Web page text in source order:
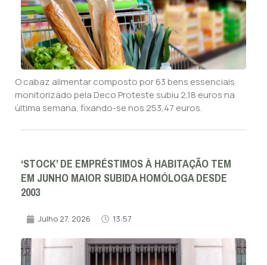
O cabaz alimentar composto por 63 bens essenciais
monitorizado pela Deco Proteste subiu 2,18 euros na
última semana, fixando-se nos 253,47 euros.
‘STOCK’ DE EMPRÉSTIMOS À HABITAÇÃO TEM
EM JUNHO MAIOR SUBIDA HOMÓLOGA DESDE
2003
Julho 27, 2026 13:57